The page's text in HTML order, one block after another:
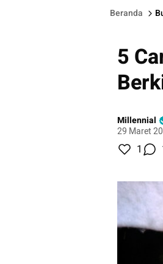
Beranda
5
Millennial
29 Maret
1